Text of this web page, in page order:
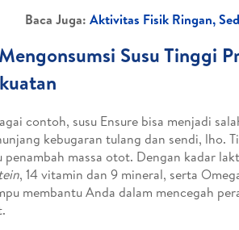
Baca Juga: Aktivitas Fisik Ringan,
Susu Tinggi
contoh, susu Ensure bisa menjadi
kebugaran tulang dan sendi, lho.
penambah massa otot. Dengan kadar
, 14 vitamin dan 9 mineral, serta
membantu Anda dalam mencegah